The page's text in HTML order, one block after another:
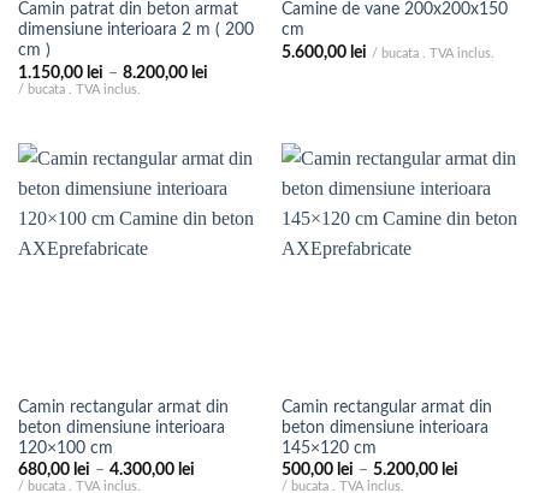
Camin patrat din beton armat
dimensiune interioara 2 m ( 200
cm )
1.150,00 lei – 8.200,00 leiInterval
8.200,00 lei
/ bucata . TVA inclus.
Camine de vane 200x200x150
cm
5.600,00 lei / bucata . TVA inclus.
Camin rectangular armat din
beton dimensiune interioara
120×100 cm
680,00 lei – 4.300,00 leiInterval
/ bucata . TVA inclus.
Camin rectangular armat din
beton dimensiune interioara
145×120 cm
500,00 lei – 5.200,00 leiInterval
/ bucata . TVA inclus.